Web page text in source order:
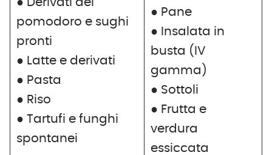
pomodoro e sughi
pronti
● Latte e derivati
● Pasta
● Riso
● Tartufi e funghi
spontanei
● Pane
● Insalata in
busta (IV
gamma)
● Sottoli
● Frutta e
verdura
essiccata